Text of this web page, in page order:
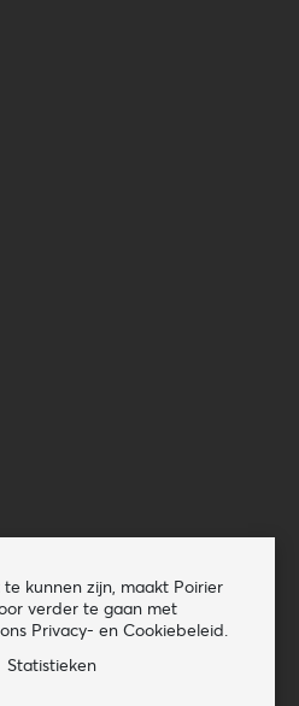
kunnen zijn, maakt Poirier
verder te gaan met
Privacy- en Cookiebeleid.
Statistieken